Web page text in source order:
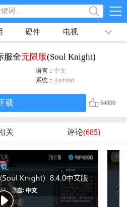
硬件 电视 排行榜
服全无限版(Soul Knight)
语言： 中文
系统： Android
载 64800
关 评论(685)